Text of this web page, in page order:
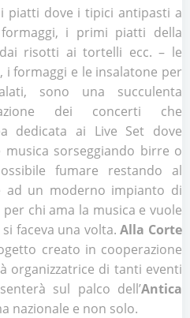
piatti dove i tipici antipasti a
i primi piatti della
risotti ai tortelli ecc. – le
i formaggi e le insalatone per
sono una succulenta
dei concerti che
dedicata ai Live Set dove
sorseggiando birre o
fumare restando al
ad un moderno impianto di
chi ama la musica e vuole
faceva una volta.Alla Corte
creato in cooperazione
organizzatrice di tanti eventi
sul palco dell’Antica
nazionale e non solo.